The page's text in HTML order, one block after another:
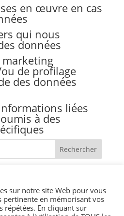
en œuvre en cas
qui nous
données
de profilage
des données
liées
à des
sur notre site Web pour vous
pertinente en mémorisant vos
répétées. En cliquant sur